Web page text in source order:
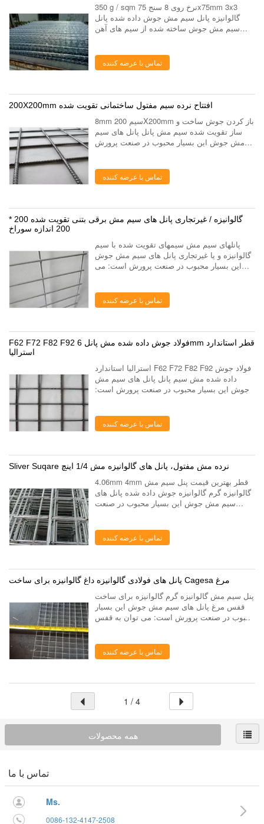
350 g / sqm نرخ روی 8 سنج 75x75mm 3x3
گالوانیزه پانل سیم مش جوش داده شده پانل
سیم مش جوش ساخته شده از سیم های آهن
فرایند جوش الکتر...
تماس با عرضه کننده
200X200mm افتتاح نرده سیم مفتول ساختمانی تقویت شده
8mm سیم 200X200mm باز کردن جوش ساخت و
ساز تقویت شده سیم مش پانل پانل های سیم
مش جوش این بسیار محبوب در صنعت پرورش
ساخته شده ا...
تماس با عرضه کننده
گالوانیزه / غیرتجاری پانل های سیم مش برقی بتنی تقویت شده 200 *
200 اندازه سوراخ
پانلهای سیم مش سیمهای تقویت شده با سیم
گالوانیزه و یا غیرتجاری پانل های سیم مش جوش
این بسیار محبوب در صنعت پرورش است: می
اس...
تماس با عرضه کننده
F62 F72 F82 F92 فولاد جوش داده شده مش پانل 6mm قطر استاندارد
استرالیا
استرالیا استاندارد F62 F72 F82 F92 فولاد جوش
داده شده مش سیم پانل پانل های سیم مش
جوش این بسیار محبوب در صنعت پرورش است:
شده ...
تماس با عرضه کننده
Sliver Suqare نرده مش مفتول، پانل های گالوانیزه مش 1/4 اینچ
4.06mm 4mm قطر بهترین قیمت پنل سیم مش
گالوانیزه گرم گالوانیزه جوش داده شده پانل های
سیم مش جوش این بسیار محبوب در صنعت
تماس با عرضه کننده
پانل های فولادی گالوانیزه داغ گالوانیزه برای ساخت Cagesa مرغ
پنل سیم مش گالوانیزه گرم گالوانیزه برای ساخت
قفس مرغ پانل های سیم مش جوش این بسیار
محبوب در صنعت پرورش است: می توان به قفس
پوشش رو...
تماس با عرضه کننده
1 / 4
همه محصولات
تماس با ما
Ms.
0086-132-4147-2508